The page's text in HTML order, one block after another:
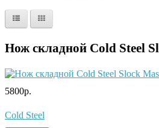
Нож складной Cold Steel
5800р.
Cold Steel